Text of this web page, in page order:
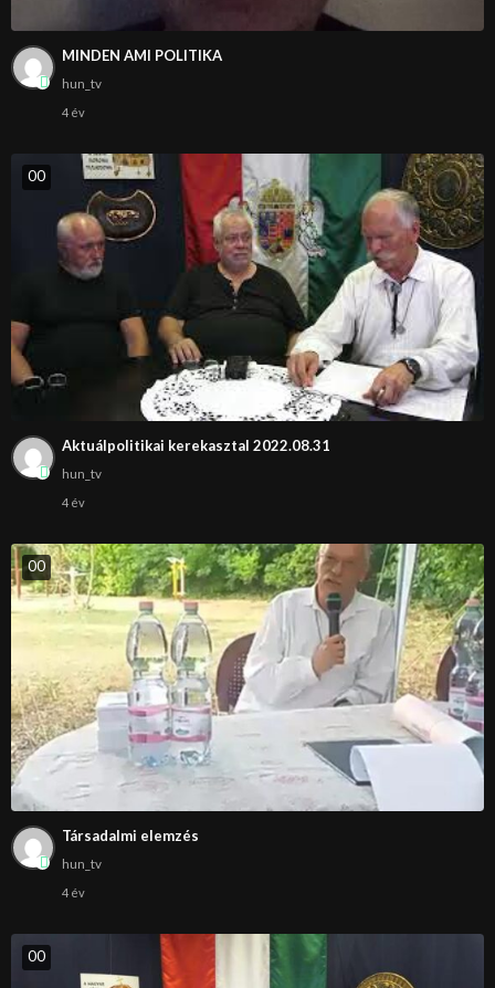
MINDEN AMI POLITIKA
hun_tv
4 év
00
Aktuálpolitikai kerekasztal 2022.08.31
hun_tv
4 év
00
Társadalmi elemzés
hun_tv
4 év
00